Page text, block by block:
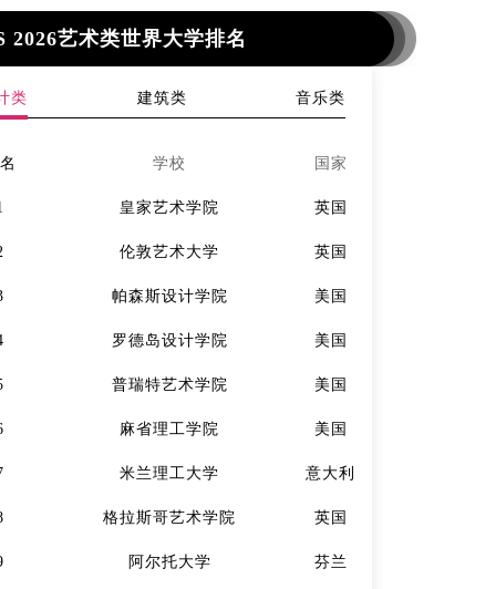
2026艺术类世界大学排名
类 建筑类 音乐类
学校 国家
皇家艺术学院 英国
伦敦艺术大学 英国
帕森斯设计学院 美国
罗德岛设计学院 美国
普瑞特艺术学院 美国
麻省理工学院 美国
米兰理工大学 意大利
格拉斯哥艺术学院 英国
阿尔托大学 芬兰